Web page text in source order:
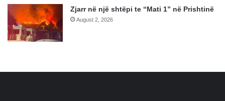
Zjarr në një shtëpi te “Mati 1” në Prishtinë
August 2, 2026